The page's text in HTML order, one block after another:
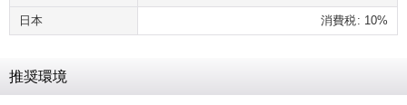
日本 消費税: 10%
推奨環境